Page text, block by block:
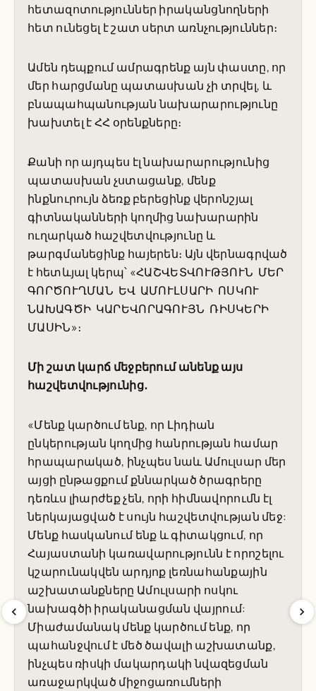
հետազոտություններ իրականցնողների
հետ ունեցել է շատ սերտ առնչություններ։
Ամեն դեպքում ամրագրենք այն փաստը, որ
մեր հարցմանը պատասխան չի տրվել, և
բնապահպանության նախարարությունը
խախտել է ՀՀ օրենքները։
Քանի որ այդպես էլ նախարարությունից
պատասխան չստացանք, մենք
ինքնուրույն ձեռք բերեցինք վերոնշյալ
գիտնականների կողմից նախարարին
ուղարկած հաշվետվությունը և
թարգմանեցինք հայերեն։ Այն վերնագրված
է հետևյալ կերպ՝ «ՀԱՇՎԵՏՎՈՒԹՅՈՒՆ ՄԵՐ
ԳՈՐԾՈՒՂՄԱՆ ԵՎ ԱՄՈՒԼՍԱՐԻ ՈՍԿՈՒ
ՆԱԽԱԳԾԻ ԿԱՐԵՎՈՐԱԳՈՒՅՆ ՌԻՍԿԵՐԻ
ՄԱՍԻՆ»։
Մի շատ կարճ մեջբերում անենք այս
հաշվետվությունից․
«Մենք կարծում ենք, որ Լիդիան
ընկերության կողմից հանրության համար
հրապարակած, ինչպես նաև Ամուլսար մեր
այցի ընթացքում քննարկած ծրագրերը
դեռևս լիարժեք չեն, որի հիմնավորումն էլ
ներկայացված է սույն հաշվետվության մեջ:
Մենք հասկանում ենք և գիտակցում, որ
Հայաստանի կառավարությունն է որոշելու
կշարունակվեն արդյոք լեռնահանքային
աշխատանքները Ամուլսարի ոսկու
նախագծի իրականացման վայրում:
Միաժամանակ մենք կարծում ենք, որ
պահանջվում է մեծ ծավալի աշխատանք,
ինչպես ռիսկի մակարդակի նվազեցման
առաջարկված միջոցառումների